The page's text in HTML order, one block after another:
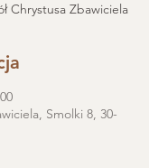
Chrystusa Zbawiciela
Smolki 8, 30-